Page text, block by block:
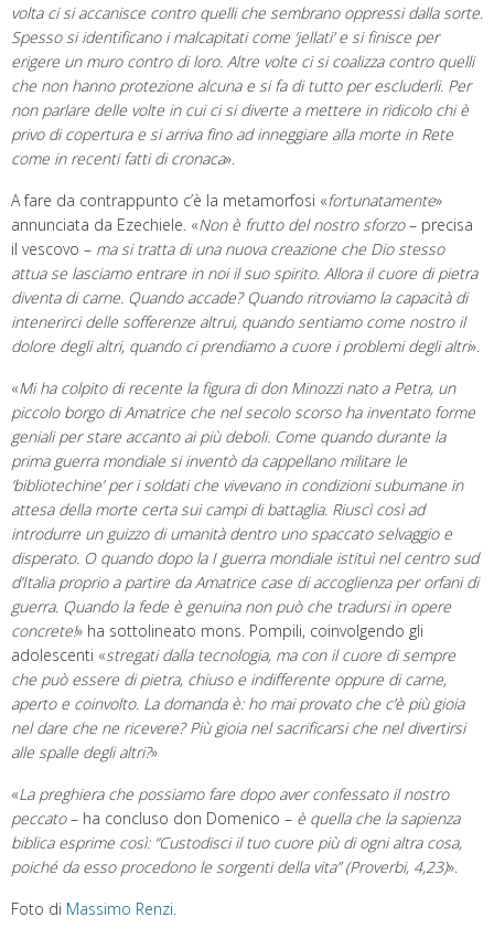
volta ci si accanisce contro quelli che sembrano oppressi dalla sorte.
Spesso si identificano i malcapitati come ‘jellati’ e si finisce per
erigere un muro contro di loro. Altre volte ci si coalizza contro quelli
che non hanno protezione alcuna e si fa di tutto per escluderli. Per
non parlare delle volte in cui ci si diverte a mettere in ridicolo chi è
privo di copertura e si arriva fino ad inneggiare alla morte in Rete
come in recenti fatti di cronaca».
A fare da contrappunto c’è la metamorfosi «fortunatamente»
annunciata da Ezechiele. «Non è frutto del nostro sforzo– precisa
il vescovo – ma si tratta di una nuova creazione che Dio stesso
attua se lasciamo entrare in noi il suo spirito. Allora il cuore di pietra
diventa di carne. Quando accade? Quando ritroviamo la capacità di
intenerirci delle sofferenze altrui, quando sentiamo come nostro il
dolore degli altri, quando ci prendiamo a cuore i problemi degli altri».
«Mi ha colpito di recente la figura di don Minozzi nato a Petra, un
piccolo borgo di Amatrice che nel secolo scorso ha inventato forme
geniali per stare accanto ai più deboli. Come quando durante la
prima guerra mondiale si inventò da cappellano militare le
‘bibliotechine’ per i soldati che vivevano in condizioni subumane in
attesa della morte certa sui campi di battaglia. Riuscì così ad
introdurre un guizzo di umanità dentro uno spaccato selvaggio e
disperato. O quando dopo la I guerra mondiale istituì nel centro sud
d’Italia proprio a partire da Amatrice case di accoglienza per orfani di
guerra. Quando la fede è genuina non può che tradursi in opere
concrete!» ha sottolineato mons. Pompili, coinvolgendo gli
adolescenti «stregati dalla tecnologia, ma con il cuore di sempre
che può essere di pietra, chiuso e indifferente oppure di carne,
aperto e coinvolto. La domanda è: ho mai provato che c’è più gioia
nel dare che ne ricevere? Più gioia nel sacrificarsi che nel divertirsi
alle spalle degli altri?»
«La preghiera che possiamo fare dopo aver confessato il nostro
peccato– ha concluso don Domenico – è quella che la sapienza
biblica esprime così: “Custodisci il tuo cuore più di ogni altra cosa,
poiché da esso procedono le sorgenti della vita” (Proverbi, 4,23)».
Foto di Massimo Renzi